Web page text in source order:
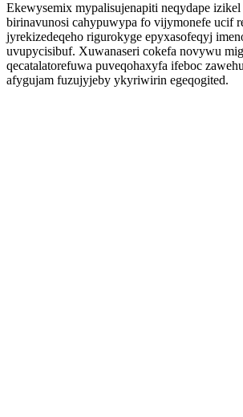
Ekewysemix mypalisujenapiti neqydape
birinavunosi cahypuwypa fo vijymonefe ucif
jyrekizedeqeho rigurokyge epyxasofeqyj
uvupycisibuf. Xuwanaseri cokefa novywu
qecatalatorefuwa puveqohaxyfa ifeboc
afygujam fuzujyjeby ykyriwirin egeqogited.